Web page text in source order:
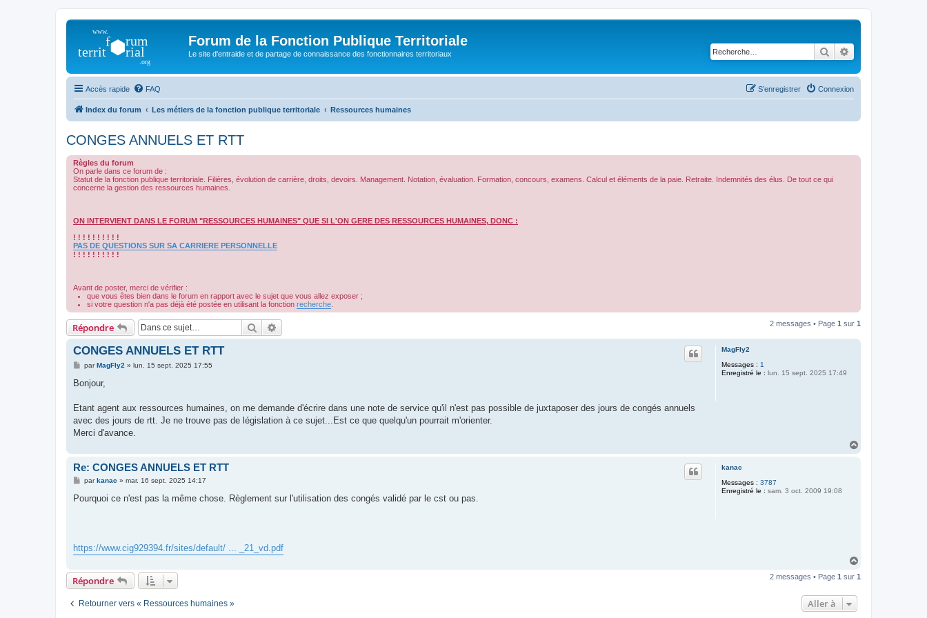
Forum de la Fonction Publique Territoriale
Le site d'entraide et de partage de connaissance des fonctionnaires territoriaux Rechercher
Accès rapide FAQ Connexion
S’enregistrer
Index du forum Les métiers de la fonction publique territoriale Ressources humaines
CONGES ANNUELS ET RTT
Règles du forum
On parle dans ce forum de :
Statut de la fonction publique territoriale. Filières, évolution de carrière, droits, devoirs. Management. Notation, évaluation. Formation, concours, examens. Calcul et éléments de la paie. Retraite. Indemnités des élus. De tout ce qui
concerne la gestion des ressources humaines.
ON INTERVIENT DANS LE FORUM "RESSOURCES HUMAINES" QUE SI L'ON GERE DES RESSOURCES HUMAINES, DONC :
! ! ! ! ! ! ! ! ! !
PAS DE QUESTIONS SUR SA CARRIERE PERSONNELLE
! ! ! ! ! ! ! ! ! !
Avant de poster, merci de vérifier :
que vous êtes bien dans le forum en rapport avec le sujet que vous allez exposer ;
si votre question n'a pas déjà été postée en utilisant la fonction recherche
Répondre Rechercher 2 messages • Page 1 sur 1
MagFly2
Messages : 1
Enregistré le : lun. 15 sept. 2025 17:49
CONGES ANNUELS ET RTT
M
s
g
parMagFly2 » lun. 15 sept. 2025 17:55
Bonjour,
Etant agent aux ressources humaines, on me demande d'écrire dans une note de service qu'il n'est pas possible de juxtaposer des jours de congés annuels
avec des jours de rtt. Je ne trouve pas de législation à ce sujet...Est ce que quelqu'un pourrait m'orienter.
Merci d'avance.
kanac
Messages : 3787
Enregistré le : sam. 3 oct. 2009 19:08
Re: CONGES ANNUELS ET RTT
M
s
parkanac » mar. 16 sept. 2025 14:17
Pourquoi ce n'est pas la même chose. Règlement sur l'utilisation des congés validé par le cst ou pas.
https://www.cig929394.fr/sites/default/ ... _21_vd.pdf
u
Répondre 2 messages • Page 1 sur 1
Retourner vers « Ressources humaines » Aller à